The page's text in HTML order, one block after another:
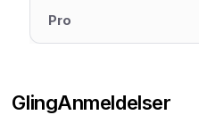
Pro
GlingAnmeldelser